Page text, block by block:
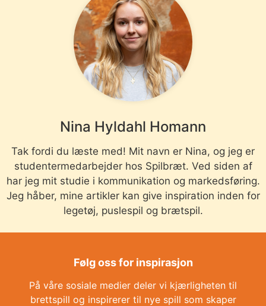
Nina Hyldahl Homann
Tak fordi du læste med! Mit navn er Nina, og jeg er
studentermedarbejder hos Spilbræt. Ved siden af
har jeg mit studie i kommunikation og markedsføring.
Jeg håber, mine artikler kan give inspiration inden for
legetøj, puslespil og brætspil.
Følg oss for inspirasjon
På våre sosiale medier deler vi kjærligheten til
brettspill og inspirerer til nye spill som skaper